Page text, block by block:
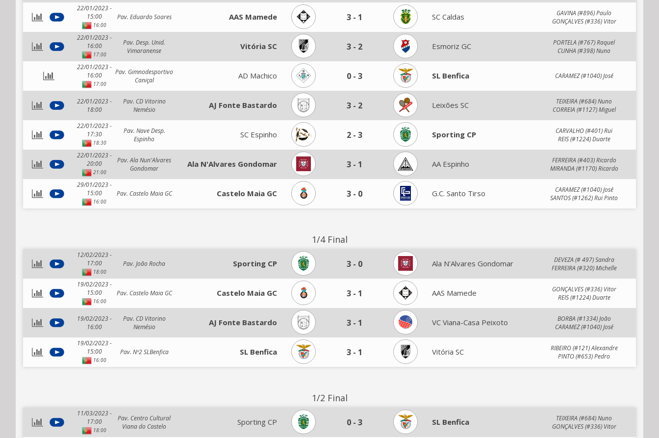
22/01/2023 -
15:00
16:00
Pav. Eduardo Soares AAS Mamede 3 - 1 SC Caldas
GAVINA (#896) Paulo
GONÇALVES (#336) Vitor
22/01/2023 -
16:00
17:00
Pav. Desp. Unid.
Vimaranense
Vitória SC 3 - 2 Esmoriz GC
PORTELA (#767) Raquel
CUNHA (#398) Nuno
22/01/2023 -
16:00
17:00
Pav. Gimnodesportivo
Caniçal
AD Machico 0 - 3 SL Benfica CARAMEZ (#1040) José
22/01/2023 -
18:00
Pav. CD Vitorino
Nemésio
AJ Fonte Bastardo 3 - 2 Leixões SC
TEIXEIRA (#684) Nuno
CORREIA (#1127) Miguel
22/01/2023 -
17:30
18:30
Pav. Nave Desp.
Espinho
SC Espinho 2 - 3 Sporting CP
CARVALHO (#401) Rui
REIS (#1224) Duarte
22/01/2023 -
20:00
21:00
Pav. Ala Nun'Alvares
Gondomar
Ala N'Alvares Gondomar 3 - 1 AA Espinho
FERREIRA (#403) Ricardo
MIRANDA (#1170) Ricardo
29/01/2023 -
15:00
16:00
Pav. Castelo Maia GC Castelo Maia GC 3 - 0 G.C. Santo Tirso
CARAMEZ (#1040) José
SANTOS (#1262) Rui Pinto
1/4 Final
12/02/2023 -
17:00
18:00
Pav. João Rocha Sporting CP 3 - 0 Ala N'Alvares Gondomar
DEVEZA (# 497) Sandra
FERREIRA (#320) Michelle
19/02/2023 -
15:00
16:00
Pav. Castelo Maia GC Castelo Maia GC 3 - 1 AAS Mamede
GONÇALVES (#336) Vitor
REIS (#1224) Duarte
19/02/2023 -
16:00
Pav. CD Vitorino
Nemésio
AJ Fonte Bastardo 3 - 1 VC Viana-Casa Peixoto
BORBA (#1334) João
CARAMEZ (#1040) José
19/02/2023 -
15:00
16:00
Pav. Nº2 SLBenfica SL Benfica 3 - 1 Vitória SC
RIBEIRO (#121) Alexandre
PINTO (#653) Pedro
1/2 Final
11/03/2023 -
17:00
18:00
Pav. Centro Cultural
Viana do Castelo
Sporting CP 0 - 3 SL Benfica
TEIXEIRA (#684) Nuno
GONÇALVES (#336) Vitor